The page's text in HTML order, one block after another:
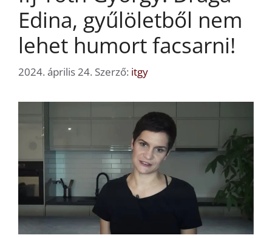
Edina, gyűlöletből nem
lehet humort facsarni!
2024. április 24. Szerző: itgy